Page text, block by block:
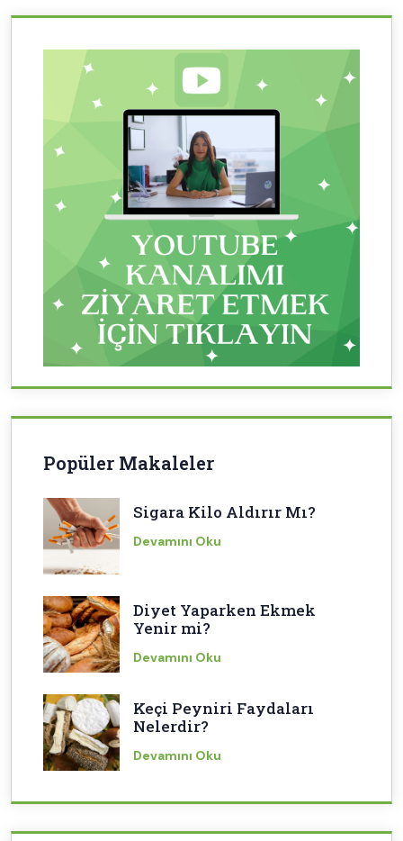
Popüler Makaleler
Sigara Kilo Aldırır Mı?
Devamını Oku
Diyet Yaparken Ekmek
Yenir mi?
Devamını Oku
Keçi Peyniri Faydaları
Nelerdir?
Devamını Oku